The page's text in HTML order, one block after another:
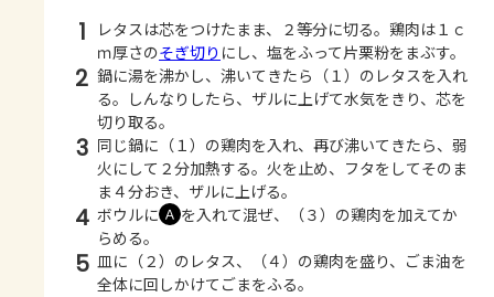
1
レタスは芯をつけたまま、２等分に切る。鶏肉は１ｃ
ｍ厚さのそぎ切り にし、塩をふって片栗粉をまぶす。
2 鍋に湯を沸かし、沸いてきたら（１）のレタスを入れ
る。しんなりしたら、ザルに上げて水気をきり、芯を
切り取る。
3 同じ鍋に（１）の鶏肉を入れ、再び沸いてきたら、弱
火にして２分加熱する。火を止め、フタをしてそのま
ま４分おき、ザルに上げる。
4 ボウルに Ａ を入れて混ぜ、（３）の鶏肉を加えてか
らめる。
5 皿に（２）のレタス、（４）の鶏肉を盛り、ごま油を
全体に回しかけてごまをふる。